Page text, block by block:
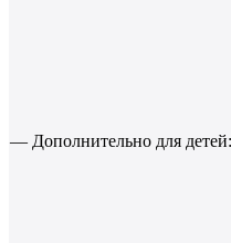
— Дополнительно для